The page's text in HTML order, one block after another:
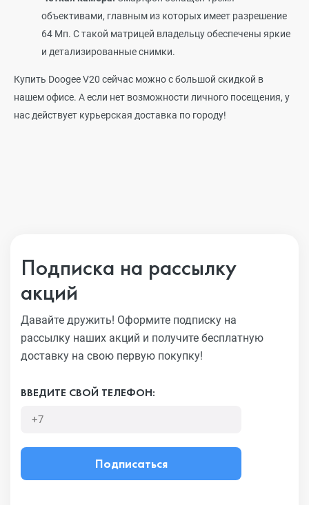
объективами, главным из которых имеет разрешение
64 Мп. С такой матрицей владельцу обеспечены яркие
и детализированные снимки.
Купить Doogee V20 сейчас можно с большой скидкой в
нашем офисе. А если нет возможности личного посещения, у
нас действует курьерская доставка по городу!
Подписка на рассылку
акций
Давайте дружить! Оформите подписку на
рассылку наших акций и получите бесплатную
доставку на свою первую покупку!
ВВЕДИТЕ СВОЙ ТЕЛЕФОН:
Подписаться